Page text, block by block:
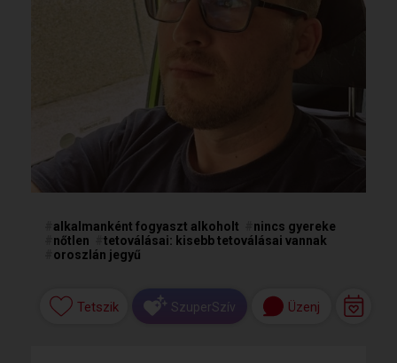
alkalmanként fogyaszt alkoholt
nincs gyereke
nőtlen
tetoválásai: kisebb tetoválásai vannak
oroszlán jegyű
Tetszik SzuperSzív Üzenj